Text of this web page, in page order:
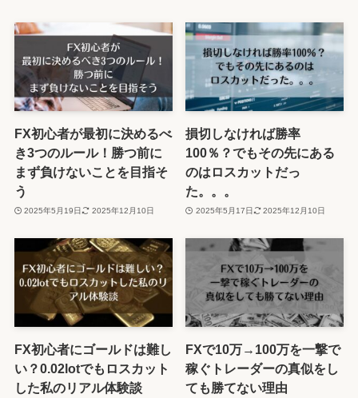
FX初心者が最初に決めるべ
き3つのルール！勝つ前に
まず負けないことを目指そ
う
2025年5月19日 2025年12月10日
損切しなければ勝率
100％？でもその先にある
のはロスカットだっ
た。。。
2025年5月17日 2025年12月10日
FX初心者にゴールドは難し
い？0.02lotでもロスカット
した私のリアル体験談
FXで10万→100万を一撃で
稼ぐトレーダーの真似をし
ても勝てない理由